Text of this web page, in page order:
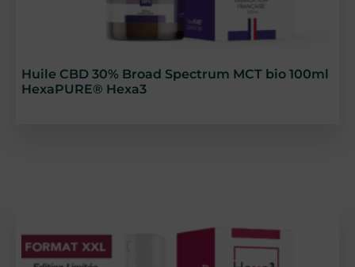
Huile CBD 30% Broad Spectrum MCT bio 100ml
HexaPURE® Hexa3